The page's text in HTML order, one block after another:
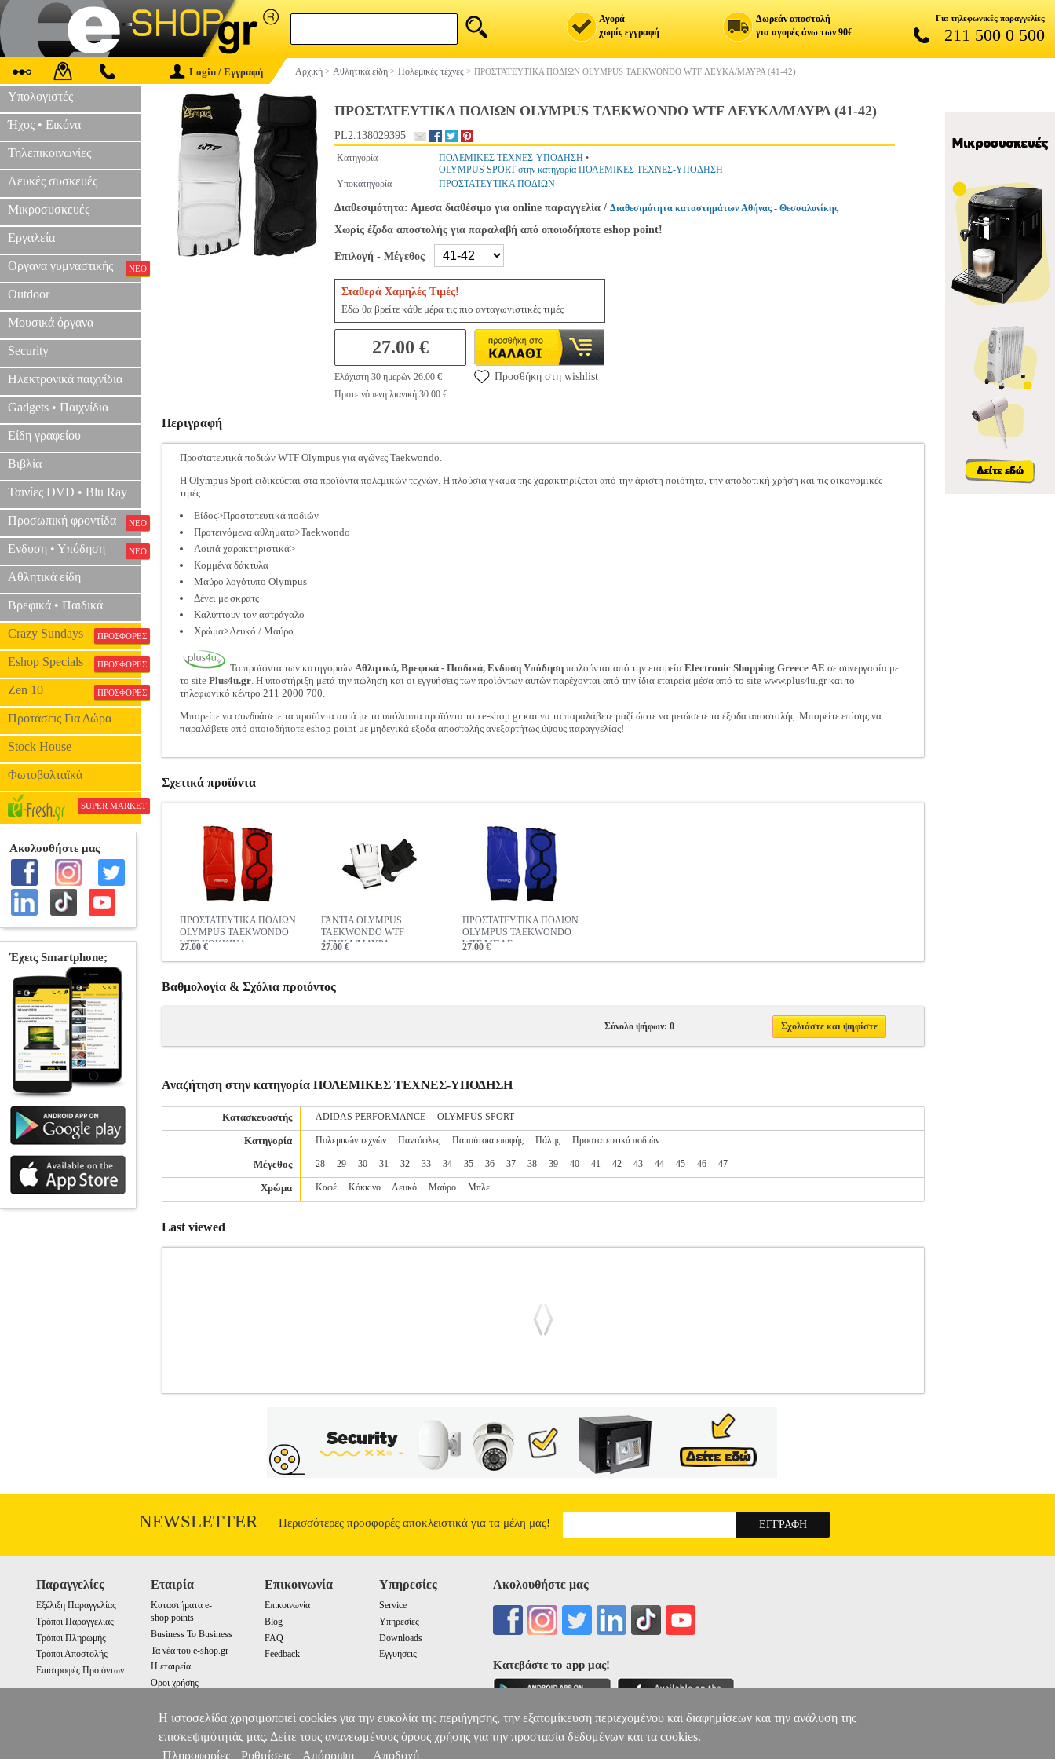
Αγορά
χωρίς εγγραφή
Δωρεάν αποστολή
για αγορές άνω των 90€
Για τηλεφωνικές παραγγελίες
211 500 0 500
Login / Εγγραφή Αρχική > Αθλητικά είδη > Πολεμικές τέχνες > ΠΡΟΣΤΑΤΕΥΤΙΚΑ ΠΟΔΙΩΝ OLYMPUS TAEKWONDO WTF ΛΕΥΚΑ/ΜΑΥΡΑ (41-42)
Υπολογιστές
Ήχος • Εικόνα
Τηλεπικοινωνίες
Λευκές συσκευές
Μικροσυσκευές
Εργαλεία
Οργανα γυμναστικής ΝΕΟ
Outdoor
Μουσικά όργανα
Security
Ηλεκτρονικά παιχνίδια
Gadgets • Παιχνίδια
Είδη γραφείου
Βιβλία
Ταινίες DVD • Blu Ray
Προσωπική φροντίδα ΝΕΟ
Ενδυση • Υπόδηση ΝΕΟ
Αθλητικά είδη
Βρεφικά • Παιδικά
Crazy Sundays ΠΡΟΣΦΟΡΕΣ
Eshop Specials ΠΡΟΣΦΟΡΕΣ
Zen 10 ΠΡΟΣΦΟΡΕΣ
Προτάσεις Για Δώρα
Stock House
Φωτοβολταϊκά
SUPER MARKET
ΠΡΟΣΤΑΤΕΥΤΙΚΑ ΠΟΔΙΩΝ OLYMPUS TAEKWONDO WTF ΛΕΥΚΑ/ΜΑΥΡΑ (41-42)
PL2.138029395
Κατηγορία ΠΟΛΕΜΙΚΕΣ ΤΕΧΝΕΣ-ΥΠΟΔΗΣΗ •
OLYMPUS SPORT στην κατηγορία ΠΟΛΕΜΙΚΕΣ ΤΕΧΝΕΣ-ΥΠΟΔΗΣΗ
Υποκατηγορία
ΠΡΟΣΤΑΤΕΥΤΙΚΑ ΠΟΔΙΩΝ
Διαθεσιμότητα: Αμεσα διαθέσιμο για online παραγγελία / Διαθεσιμότητα καταστημάτων Αθήνας - Θεσσαλονίκης
Χωρίς έξοδα αποστολής για παραλαβή από οποιοδήποτε eshop point!
Επιλογή - Μέγεθος
Σταθερά Χαμηλές Τιμές!
Εδώ θα βρείτε κάθε μέρα τις πιο ανταγωνιστικές τιμές
27.00 €
Ελάχιστη 30 ημερών 26.00 €
Προτεινόμενη λιανική 30.00 €
Προσθήκη στη wishlist
Περιγραφή
Προστατευτικά ποδιών WTF Olympus για αγώνες Taekwondo.
Η Olympus Sport ειδικεύεται στα προϊόντα πολεμικών τεχνών. Η πλούσια γκάμα της χαρακτηρίζεται από την άριστη ποιότητα, την αποδοτική χρήση και τις οικονομικές
τιμές.
Είδος>Προστατευτικά ποδιών
Προτεινόμενα αθλήματα>Taekwondo
Λοιπά χαρακτηριστικά>
Κομμένα δάκτυλα
Μαύρο λογότυπο Olympus
Δένει με σκρατς
Καλύπτουν τον αστράγαλο
Χρώμα>Λευκό / Μαύρο
Τα προϊόντα των κατηγοριών Αθλητικά, Βρεφικά - Παιδικά, Ενδυση Υπόδηση πωλούνται από την εταιρεία Electronic Shopping Greece ΑΕ σε συνεργασία με
το site Plus4u.gr. Η υποστήριξη μετά την πώληση και οι εγγυήσεις των προϊόντων αυτών παρέχονται από την ίδια εταιρεία μέσα από το site www.plus4u.gr και το
τηλεφωνικό κέντρο 211 2000 700.
Μπορείτε να συνδυάσετε τα προϊόντα αυτά με τα υπόλοιπα προϊόντα του e-shop.gr και να τα παραλάβετε μαζί ώστε να μειώσετε τα έξοδα αποστολής. Μπορείτε επίσης να
παραλάβετε από οποιοδήποτε eshop point με μηδενικά έξοδα αποστολής ανεξαρτήτως ύψους παραγγελίας!
Σχετικά προϊόντα
ΠΡΟΣΤΑΤΕΥΤΙΚΑ ΠΟΔΙΩΝ
OLYMPUS TAEKWONDO
WTF ΚΟΚΚΙΝΑ
27.00 €
ΓΑΝΤΙΑ OLYMPUS
TAEKWONDO WTF
ΛΕΥΚΑ/ΜΑΥΡΑ
27.00 €
ΠΡΟΣΤΑΤΕΥΤΙΚΑ ΠΟΔΙΩΝ
OLYMPUS TAEKWONDO
WTF ΜΠΛΕ
27.00 €
Βαθμολογία & Σχόλια προιόντος
Σύνολο ψήφων: 0 Σχολιάστε και ψηφίστε
Αναζήτηση στην κατηγορία ΠΟΛΕΜΙΚΕΣ ΤΕΧΝΕΣ-ΥΠΟΔΗΣΗ
Κατασκευαστής ADIDAS PERFORMANCE OLYMPUS SPORT
Κατηγορία Πολεμικών τεχνών Παντόφλες Παπούτσια επαφής Πάλης Προστατευτικά ποδιών
Μέγεθος 28 29 30 31 32 33 34 35 36 37 38 39 40 41 42 43 44 45 46 47
Χρώμα Καφέ Κόκκινο Λευκό Μαύρο Μπλε
Last viewed
Κατηγορία: ΠΟΛΕΜΙΚΕΣ ΤΕΧΝΕΣ-ΥΠΟΔΗΣΗ •OLYMPUS SPORT στην κατηγορία
ΠΟΛΕΜΙΚΕΣ ΤΕΧΝΕΣ-ΥΠΟΔΗΣΗ Προστατευτικά ποδιών WTF Olympus για αγώνες Taekwondo. Η Olympus Sport ειδικεύεται στα προϊόντα πολεμικών
τεχνών. Η πλούσια γκάμα της χαρακτηρίζεται από την άριστη ποιότητα, την αποδοτική χρήση και τις οικονομικές τιμές. • Είδος>Προστατευτικά ποδιών•
Προτεινόμενα αθλήματα>Taekwondo• Λοιπά χαρακτηριστικά>• Κομμένα δάκτυλα• Μαύρο λογότυπο Olympus• Δένει με σκρατς• Καλύπτουν τον αστράγαλο•
Χρώμα>Λευκό / Μαύρο Τα προϊόντα των κατηγοριών Αθλητικά, Βρεφικά - Παιδικά, Ενδυση Υπόδηση πωλούνται από την εταιρεία Electronic Shopping
τα παραλάβετε μαζί ώστε να μειώσετε τα έξοδα αποστολής. Μπορείτε επίσης να παραλάβετε από οποιοδήποτε eshop point με μηδενικά έξοδα αποστολής
ανεξαρτήτως ύψους παραγγελίας!ΠΡΟΣΤΑΤΕΥΤΙΚΑ ΠΟΔΙΩΝ OLYMPUS TAEKWONDO WTF ΛΕΥΚΑ/ΜΑΥΡΑ (41-42)
NEWSLETTER Περισσότερες προσφορές αποκλειστικά για τα μέλη μας!
Παραγγελίες
Εξέλιξη Παραγγελίας
Τρόποι Παραγγελίας
Τρόποι Πληρωμής
Τρόποι Αποστολής
Επιστροφές Προιόντων
Εταιρία
Καταστήματα e-
shop points
Business To Business
Τα νέα του e-shop.gr
Η εταιρεία
Οροι χρήσης
Επικοινωνία
Επικοινωνία
Blog
FAQ
Feedback
Υπηρεσίες
Service
Υπηρεσίες
Downloads
Εγγυήσεις
Ακολουθήστε μας
Κατεβάστε το app μας!
Η ιστοσελίδα χρησιμοποιεί cookies για την ευκολία της περιήγησης, την εξατομίκευση περιεχομένου και διαφημίσεων και την ανάλυση της
επισκεψιμότητάς μας. Δείτε τους ανανεωμένους όρους χρήσης για την προστασία δεδομένων και τα cookies.
Πληροφορίες
Ρυθμίσεις Απόρριψη Αποδοχή